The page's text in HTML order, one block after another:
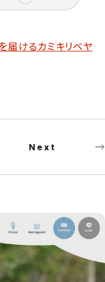
届けるカミキリベヤ
Next